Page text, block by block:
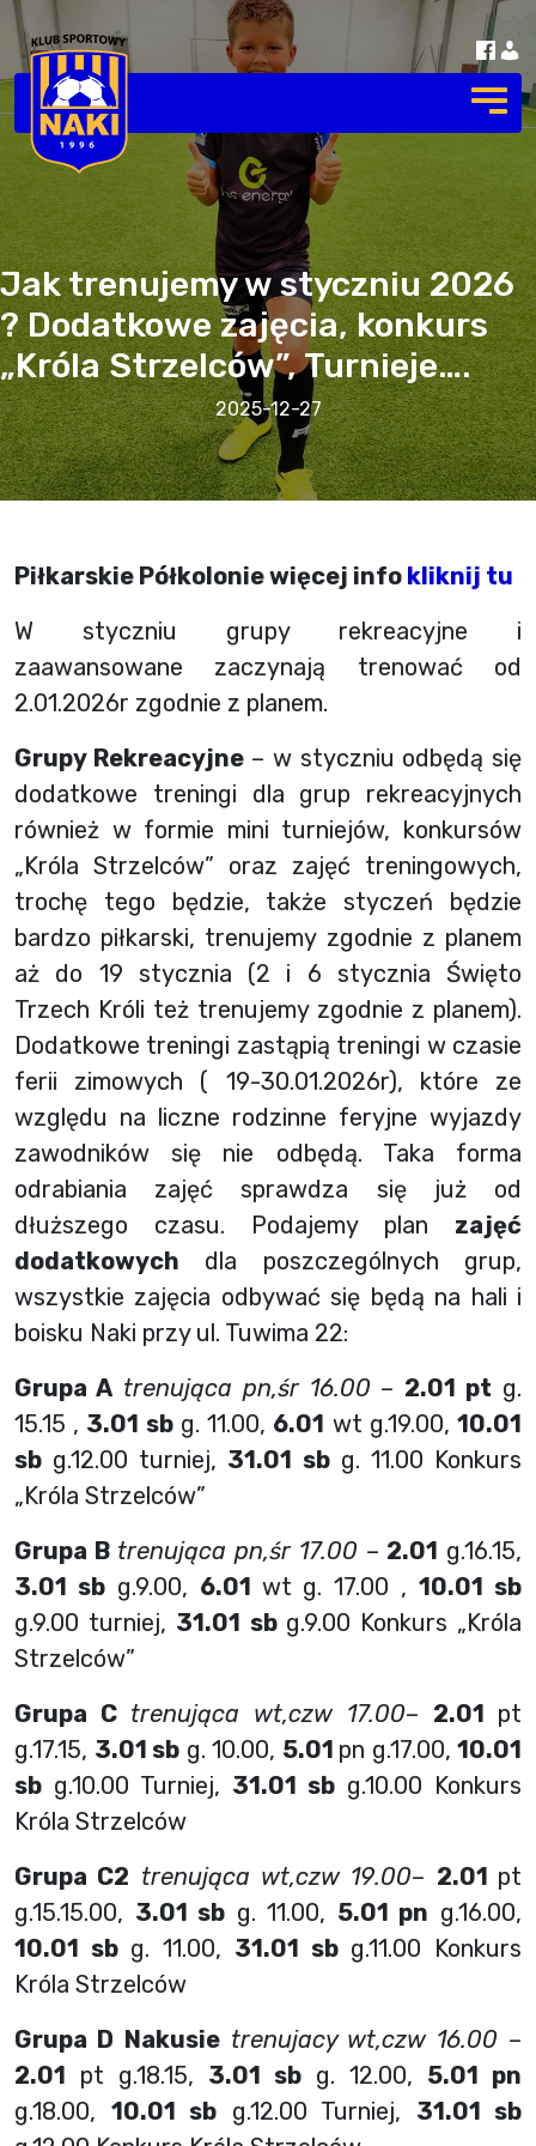
Jak trenujemy w styczniu 2026
? Dodatkowe zajęcia, konkurs
„Króla Strzelców”, Turnieje….
2025-12-27
Piłkarskie Półkolonie więcej info kliknij tu
W styczniu grupy rekreacyjne i
zaawansowane zaczynają trenować od
2.01.2026r zgodnie z planem.
Grupy Rekreacyjne– w styczniu odbędą się
dodatkowe treningi dla grup rekreacyjnych
również w formie mini turniejów, konkursów
„Króla Strzelców” oraz zajęć treningowych,
trochę tego będzie, także styczeń będzie
bardzo piłkarski, trenujemy zgodnie z planem
aż do 19 stycznia (2 i 6 stycznia Święto
Trzech Króli też trenujemy zgodnie z planem).
Dodatkowe treningi zastąpią treningi w czasie
ferii zimowych ( 19-30.01.2026r), które ze
względu na liczne rodzinne feryjne wyjazdy
zawodników się nie odbędą. Taka forma
odrabiania zajęć sprawdza się już od
dłuższego czasu. Podajemy plan zajęć
dodatkowych dla poszczególnych grup,
wszystkie zajęcia odbywać się będą na hali i
boisku Naki przy ul. Tuwima 22:
Grupa A trenująca pn,śr 16.00 – 2.01 pt g.
15.15 , 3.01 sbg. 11.00, 6.01 wt g.19.00,10.01
sb g.12.00 turniej, 31.01 sbg. 11.00 Konkurs
„Króla Strzelców”
Grupa B trenująca pn,śr 17.00 – 2.01 g.16.15,
3.01 sbg.9.00, 6.01 wt g. 17.00 ,10.01 sb
g.9.00 turniej, 31.01 sb g.9.00 Konkurs „Króla
Strzelców”
Grupa C trenująca wt,czw 17.00– 2.01 pt
g.17.15, 3.01 sb g. 10.00, 5.01 pn g.17.00, 10.01
sb g.10.00 Turniej, 31.01 sb g.10.00 Konkurs
Króla Strzelców
Grupa C2 trenująca wt,czw 19.00– 2.01 pt
g.15.15.00, 3.01 sb g. 11.00, 5.01 pn g.16.00,
10.01 sbg. 11.00, 31.01 sbg.11.00 Konkurs
Króla Strzelców
Grupa D Nakusie trenujacy wt,czw 16.00 –
2.01 pt g.18.15, 3.01 sb g. 12.00, 5.01 pn
g.18.00, 10.01 sb g.12.00 Turniej, 31.01 sb